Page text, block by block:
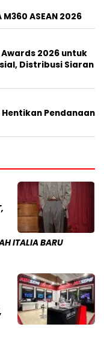
ASEAN 2026
2026 untuk
Distribusi Siaran
Pendanaan
ITALIA BARU